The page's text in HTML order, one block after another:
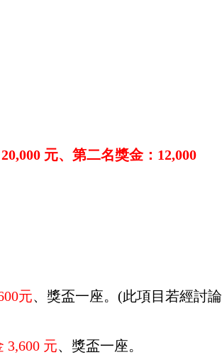
元、第二名獎金：12,000
元、獎盃一座。(此項目若經討論
3,600 元、獎盃一座。